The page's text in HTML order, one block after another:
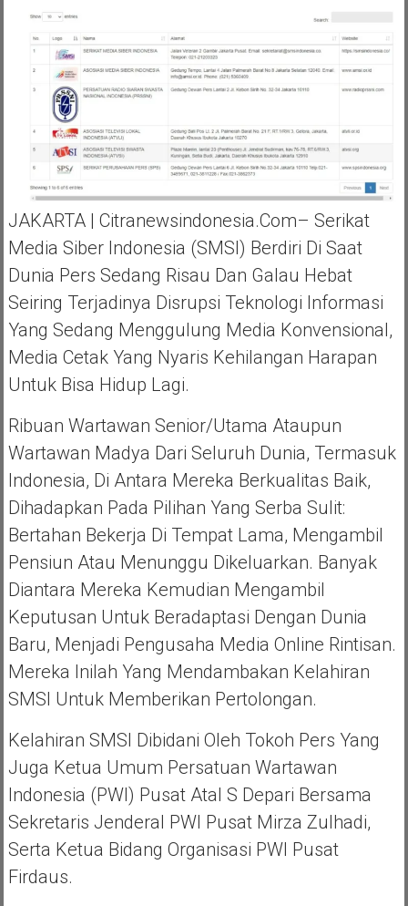
JAKARTA | Citranewsindonesia.com– Serikat
Media Siber Indonesia (SMSI) Berdiri Di Saat
Dunia Pers Sedang Risau Dan Galau Hebat
Seiring Terjadinya Disrupsi Teknologi Informasi
Yang Sedang Menggulung Media Konvensional,
Media Cetak Yang Nyaris Kehilangan Harapan
Untuk Bisa Hidup Lagi.
Ribuan Wartawan Senior/utama Ataupun
Wartawan Madya Dari Seluruh Dunia, Termasuk
Indonesia, Di Antara Mereka Berkualitas Baik,
Dihadapkan Pada Pilihan Yang Serba Sulit:
Bertahan Bekerja Di Tempat Lama, Mengambil
Pensiun Atau Menunggu Dikeluarkan. Banyak
Diantara Mereka Kemudian Mengambil
Keputusan Untuk Beradaptasi Dengan Dunia
Baru, Menjadi Pengusaha Media Online Rintisan.
Mereka Inilah Yang Mendambakan Kelahiran
SMSI Untuk Memberikan Pertolongan.
Kelahiran SMSI Dibidani Oleh Tokoh Pers Yang
Juga Ketua Umum Persatuan Wartawan
Indonesia (PWI) Pusat Atal S Depari Bersama
Sekretaris Jenderal PWI Pusat Mirza Zulhadi,
Serta Ketua Bidang Organisasi PWI Pusat
Firdaus.